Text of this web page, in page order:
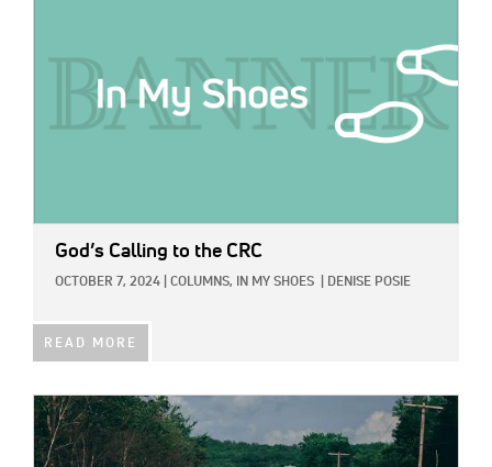
God’s Calling to the CRC
OCTOBER 7, 2024 COLUMNS, IN MY SHOES DENISE POSIE
READ MORE
IMAGE: